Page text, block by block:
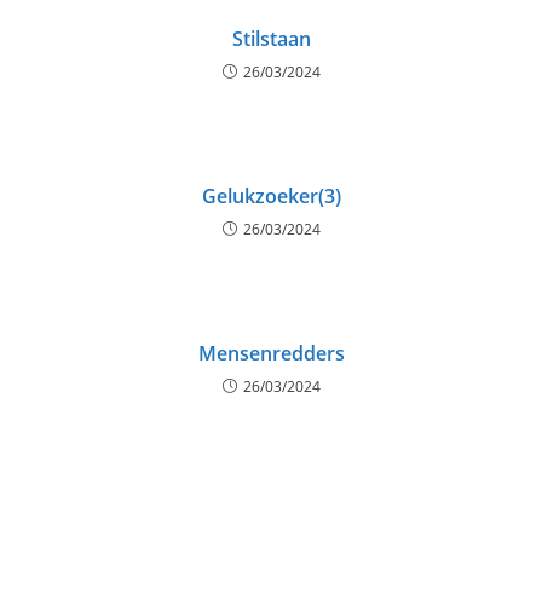
Stilstaan
26/03/2024
Gelukzoeker(3)
26/03/2024
Mensenredders
26/03/2024